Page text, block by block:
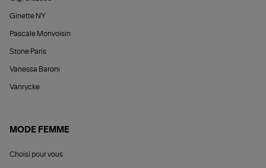
Ginette NY
Pascale Monvoisin
Stone Paris
Vanessa Baroni
Vanrycke
MODE FEMME
Choisi pour vous